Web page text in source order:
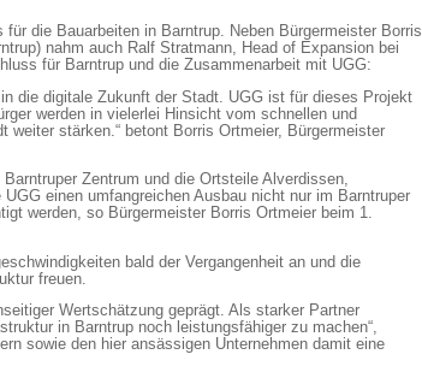
die Bauarbeiten in Barntrup. Neben Bürgermeister Borris
nahm auch Ralf Stratmann, Head of Expansion bei
für Barntrup und die Zusammenarbeit mit UGG:
die digitale Zukunft der Stadt. UGG ist für dieses Projekt
werden in vielerlei Hinsicht vom schnellen und
stärken.“ betont Borris Ortmeier, Bürgermeister
Zentrum und die Ortsteile Alverdissen,
einen umfangreichen Ausbau nicht nur im Barntruper
werden, so Bürgermeister Borris Ortmeier beim 1.
bald der Vergangenheit an und die
freuen.
Wertschätzung geprägt. Als starker Partner
in Barntrup noch leistungsfähiger zu machen“,
sowie den hier ansässigen Unternehmen damit eine